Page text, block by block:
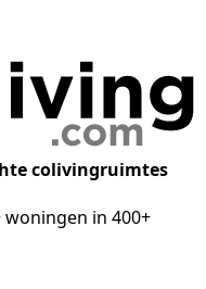
colivingruimtes
woningen in 400+